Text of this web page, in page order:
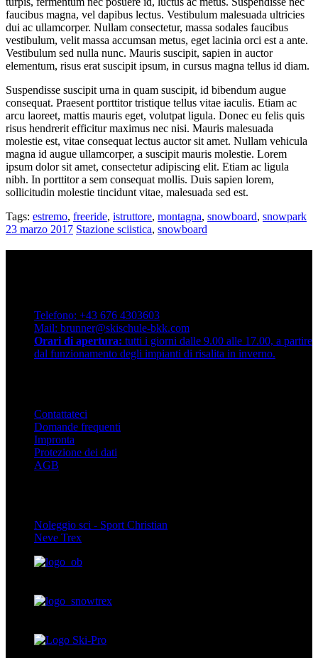
faucibus magna, vel dapibus lectus. Vestibulum malesuada ultricies
dui ac ullamcorper. Nullam consectetur, massa sodales faucibus
vestibulum, velit massa accumsan metus, eget lacinia orci est a ante.
Vestibulum sed nulla nunc. Mauris suscipit, sapien in auctor
elementum, risus erat suscipit ipsum, in cursus magna tellus id diam.
Suspendisse suscipit urna in quam suscipit, id bibendum augue
consequat. Praesent porttitor tristique tellus vitae iaculis. Etiam ac
arcu laoreet, mattis mauris eget, volutpat ligula. Donec eu felis quis
risus hendrerit efficitur maximus nec nisi. Mauris malesuada
molestie est, vitae consequat lectus auctor sit amet. Nullam vehicula
magna id augue ullamcorper, a suscipit mauris molestie. Lorem
ipsum dolor sit amet, consectetur adipiscing elit. Etiam ac ligula
nibh. In porttitor a sem consequat mollis. Duis sapien lorem,
sollicitudin molestie tincidunt vitae, malesuada sed est.
Tags: estremo, freeride, istruttore, montagna, snowboard, snowpark
23 marzo 2017 Stazione sciistica, snowboard
Telefono: +43 676 4303603
Mail: brunner@skischule-bkk.com
Orari di apertura: tutti i giorni dalle 9.00 alle 17.00, a partire
dal funzionamento degli impianti di risalita in inverno.
Contattateci
Domande frequenti
Impronta
Protezione dei dati
AGB
Noleggio sci - Sport Christian
Neve Trex